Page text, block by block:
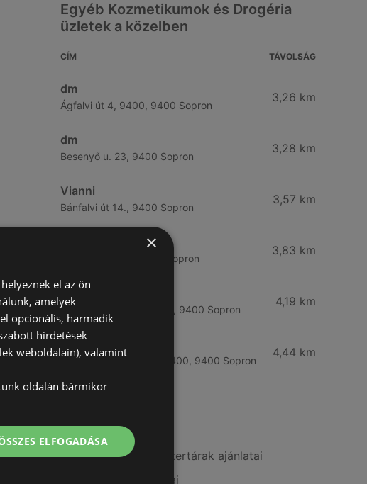
Egyéb Kozmetikumok és Drogéria
üzletek a közelben
CÍM TÁVOLSÁG
dm
Ágfalvi út 4, 9400, 9400 Sopron
3,26 km
dm
Besenyő u. 23, 9400 Sopron
3,28 km
Vianni
Bánfalvi út 14., 9400 Sopron
3,57 km
Bánfalvi út 6-8., 9400 Sopron
3,83 km
Rossmann
Kodály Zoltán tér 16. 16., 9400 Sopron
4,19 km
dm
Lackner Kristóf u. 35, 9400, 9400 Sopron
4,44 km
A(z) Benu Gyógyszertárak ajánlatai
A(z) Vianni ajánlatai
×
el az ön
amelyek
opcionális, harmadik
hirdetések
weboldalain), valamint
oldalán bármikor
ELFOGADÁSA